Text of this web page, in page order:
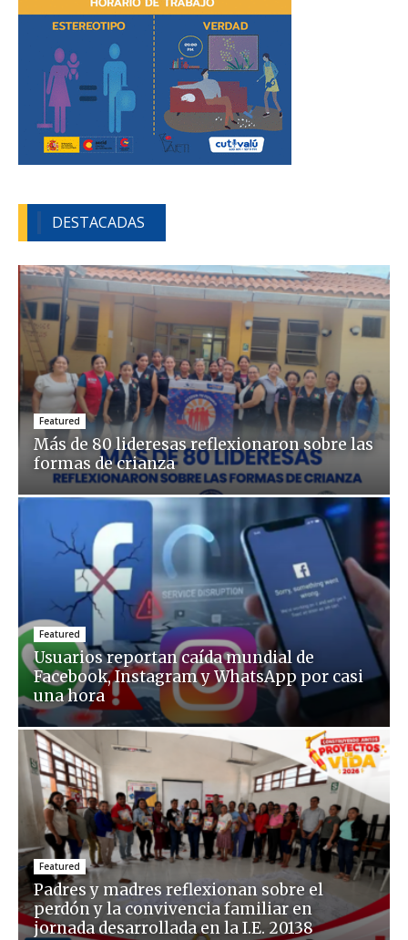
DESTACADAS
Featured
Más de 80 lideresas reflexionaron sobre las
formas de crianza
Featured
Usuarios reportan caída mundial de
Facebook, Instagram y WhatsApp por casi
una hora
Featured
Padres y madres reflexionan sobre el
perdón y la convivencia familiar en
jornada desarrollada en la I.E. 20138